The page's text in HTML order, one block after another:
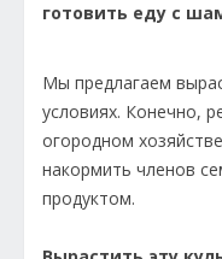
готовить еду с
Мы предлагаем
условиях. Конечно,
огородном
накормить членов
продуктом.